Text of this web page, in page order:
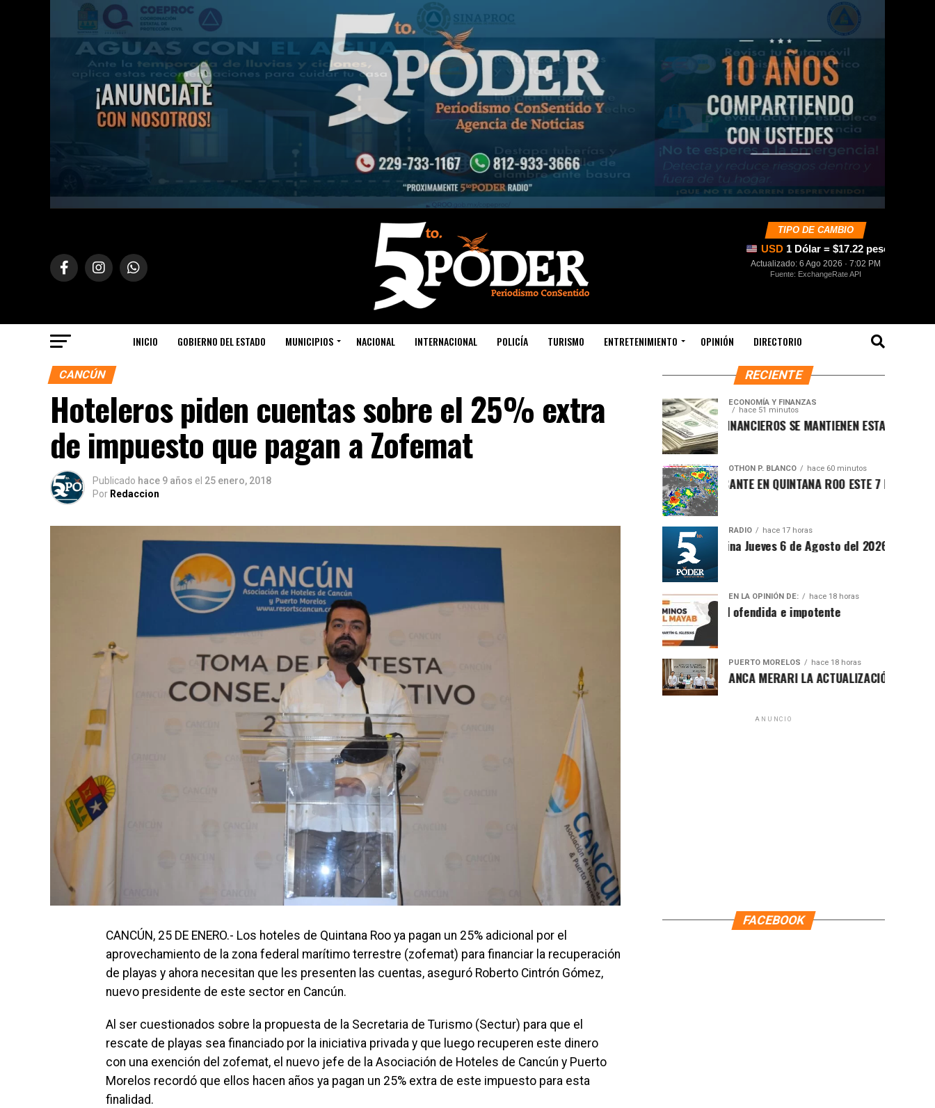
TIPO DE CAMBIO
USD 1 Dólar = $17.22 pesos
Actualizado: 6 Ago 2026 · 7:02 PM
Fuente: ExchangeRate API
INICIO GOBIERNO DEL ESTADO MUNICIPIOS NACIONAL INTERNACIONAL POLICÍA TURISMO ENTRETENIMIENTO OPINIÓN DIRECTORIO
CANCÚN
Hoteleros piden cuentas sobre el 25% extra
de impuesto que pagan a Zofemat
Publicado hace 9 años el 25 enero, 2018
Por Redaccion
CANCÚN, 25 DE ENERO.- Los hoteles de Quintana Roo ya pagan un 25% adicional por el
aprovechamiento de la zona federal marítimo terrestre (zofemat) para financiar la recuperación
de playas y ahora necesitan que les presenten las cuentas, aseguró Roberto Cintrón Gómez,
nuevo presidente de este sector en Cancún.
Al ser cuestionados sobre la propuesta de la Secretaria de Turismo (Sectur) para que el
rescate de playas sea financiado por la iniciativa privada y que luego recuperen este dinero
con una exención del zofemat, el nuevo jefe de la Asociación de Hoteles de Cancún y Puerto
Morelos recordó que ellos hacen años ya pagan un 25% extra de este impuesto para esta
finalidad.
RECIENTE
ECONOMÍA Y FINANZAS
hace 51 minutos
MERCADOS FINANCIEROS SE MANTIENEN ESTABLES
OTHON P. BLANCO hace 60 minutos
CLIMA SOFOCANTE EN QUINTANA ROO ESTE 7 DE AGOSTO DE
RADIO hace 17 horas
Síntesis Matutina Jueves 6 de Agosto del 2026
EN LA OPINIÓN DE: hace 18 horas
Sociedad ofendida e impotente
PUERTO MORELOS hace 18 horas
PRESENTA BLANCA MERARI LA ACTUALIZACIÓN DEL ATLAS DE
ANUNCIO
FACEBOOK